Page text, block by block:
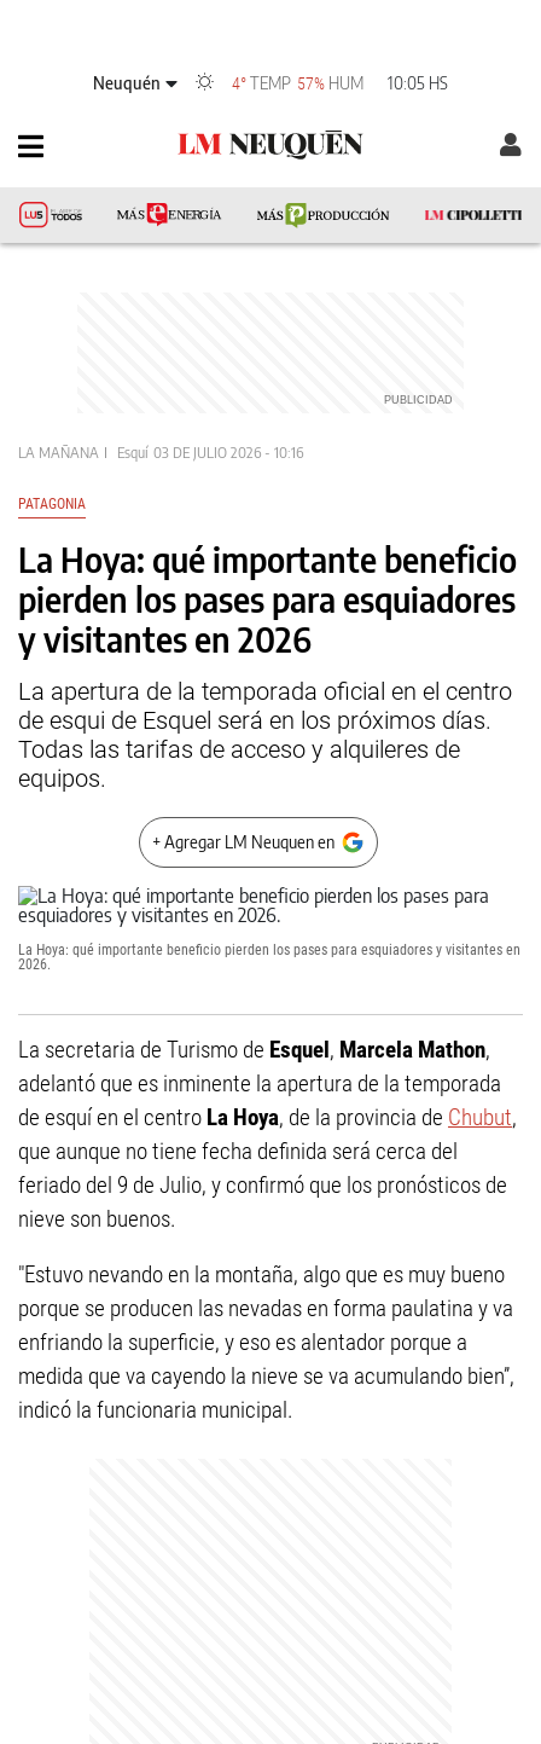
Neuquén 4°TEMP 57% HUM 10:05 HS
LA MAÑANA Esquí 03 DE JULIO 2026 - 10:16
PATAGONIA
La Hoya: qué importante beneficio
pierden los pases para esquiadores
y visitantes en 2026
La apertura de la temporada oficial en el centro
de esqui de Esquel será en los próximos días.
Todas las tarifas de acceso y alquileres de
equipos.
+ Agregar LM Neuquen en
La Hoya: qué importante beneficio pierden los pases para esquiadores y visitantes en
2026.
La secretaria de Turismo de Esquel, Marcela Mathon,
adelantó que es inminente la apertura de la temporada
de esquí en el centro La Hoya, de la provincia de Chubut,
que aunque no tiene fecha definida será cerca del
feriado del 9 de Julio, y confirmó que los pronósticos de
nieve son buenos.
"Estuvo nevando en la montaña, algo que es muy bueno
porque se producen las nevadas en forma paulatina y va
enfriando la superficie, y eso es alentador porque a
medida que va cayendo la nieve se va acumulando bien”,
indicó la funcionaria municipal.